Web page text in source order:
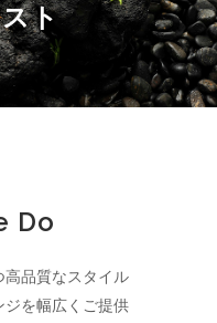
ト
Do
高品質なスタイル
ジを幅広くご提供